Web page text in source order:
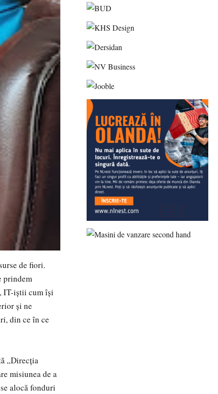
de fiori.
prindem
IT-iștii cum își
și ne
din ce în ce
„Direcția
misiunea de a
alocă fonduri